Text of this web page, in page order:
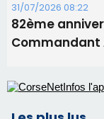
31/07/2026 08:22
82ème
Commandant